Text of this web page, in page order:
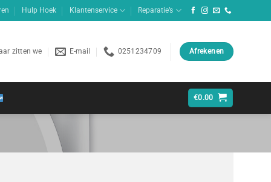
Hulp Hoek Klantenservice Reparatie’s
zitten we E-mail 0251234709 Afrekenen
€0.00